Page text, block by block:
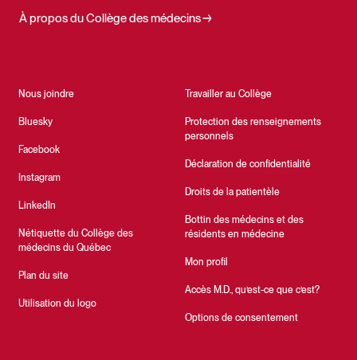
Nous joindre
Bluesky
Facebook
Instagram
LinkedIn
Nétiquette du Collège des
médecins du Québec
Plan du site
Utilisation du logo
Travailler au Collège
Protection des renseignements
personnels
Déclaration de confidentialité
Droits de la patientèle
Bottin des médecins et des
résidents en médecine
Mon profil
Accès M.D., qu’est-ce que c’est?
Options de consentement
À propos du Collège des médecins